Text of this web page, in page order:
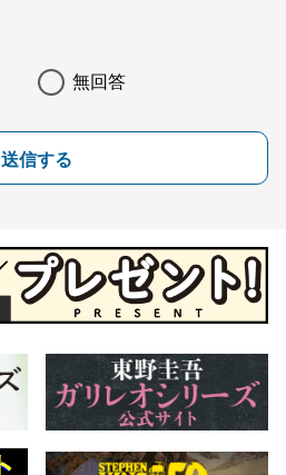
無回答
送信する